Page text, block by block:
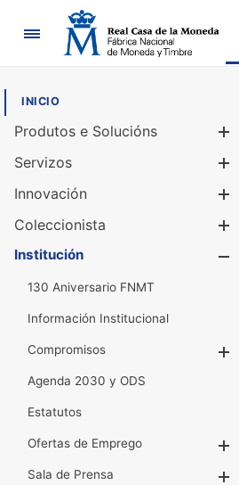
Navegación
INICIO
Produtos e Solucións
Servizos
Innovación
Coleccionista
Institución
130 Aniversario FNMT
Información Institucional
Compromisos
Agenda 2030 y ODS
Estatutos
Ofertas de Emprego
Sala de Prensa